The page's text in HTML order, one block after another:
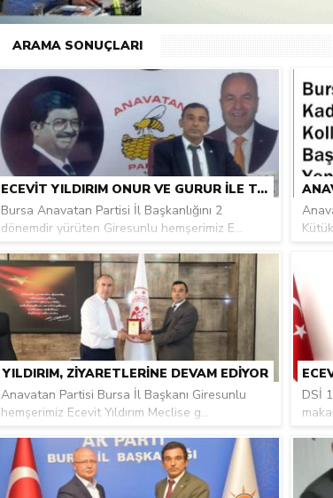
ARAMA SONUÇLARI
ECEVIT YILDIRIM ONUR VE GURUR ILE TAŞIDIĞI BAYRAĞI DEVRETME KARARI ALDI
Bursa Anavatan Partisi İl Başkanlığını 2
dönemdir yürüten Giresunlu hemşerimiz E...
YILDIRIM, ZIYARETLERINE DEVAM EDIYOR
Anavatan Partisi Bursa İl Başkanı Giresunlu
hemşerimiz Ecevit Yıldırım Meclise g...
DSİ